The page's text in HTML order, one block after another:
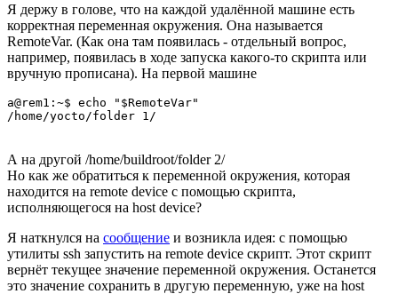
Я держу в голове, что на каждой удалённой машине есть
корректная переменная окружения. Она называется
RemoteVar. (Как она там появилась - отдельный вопрос,
например, появилась в ходе запуска какого-то скрипта или
вручную прописана). На первой машине
a@rem1:~$ echo "$RemoteVar"
А на другой /home/buildroot/folder 2/
Но как же обратиться к переменной окружения, которая
находится на remote device с помощью скрипта,
исполняющегося на host device?
Я наткнулся на сообщение и возникла идея: с помощью
утилиты ssh запустить на remote device скрипт. Этот скрипт
вернёт текущее значение переменной окружения. Останется
это значение сохранить в другую переменную, уже на host